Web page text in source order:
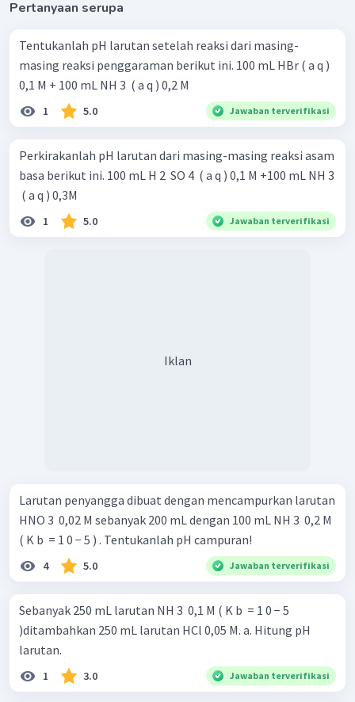
Pertanyaan serupa
Tentukanlah pH larutan setelah reaksi dari masing-
masing reaksi penggaraman berikut ini. 100 mL HBr ( a q )
0,1 M + 100 mL NH 3 ​ ( a q ) 0,2 M
1 5.0 Jawaban terverifikasi
Perkirakanlah pH larutan dari masing-masing reaksi asam
basa berikut ini. 100 mL H 2 ​ SO 4 ​ ( a q ) 0,1 M +100 mL NH 3
​ ( a q ) 0,3M
1 5.0 Jawaban terverifikasi
Iklan
Larutan penyangga dibuat dengan mencampurkan larutan
HNO 3 ​ 0,02 M sebanyak 200 mL dengan 100 mL NH 3 ​ 0,2 M
( K b ​ = 1 0 − 5 ) . Tentukanlah pH campuran!
4 5.0 Jawaban terverifikasi
Sebanyak 250 mL larutan NH 3 ​ 0,1 M ( K b ​ = 1 0 − 5
)ditambahkan 250 mL larutan HCl 0,05 M. a. Hitung pH
larutan.
1 3.0 Jawaban terverifikasi